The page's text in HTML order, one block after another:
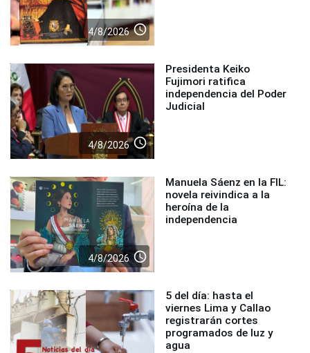
4/8/2026 access_time
4/8/2026 access_time
Presidenta Keiko
Fujimori ratifica
independencia del Poder
Judicial
4/8/2026 access_time
Manuela Sáenz en la FIL:
novela reivindica a la
heroína de la
independencia
5 del día: hasta el
viernes Lima y Callao
registrarán cortes
programados de luz y
agua